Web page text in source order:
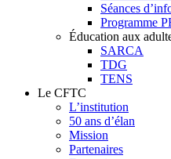
Séances
Programme
Éducation aux
SARCA
TDG
TENS
Le CFTC
L’institution
50 ans d’élan
Mission
Partenaires